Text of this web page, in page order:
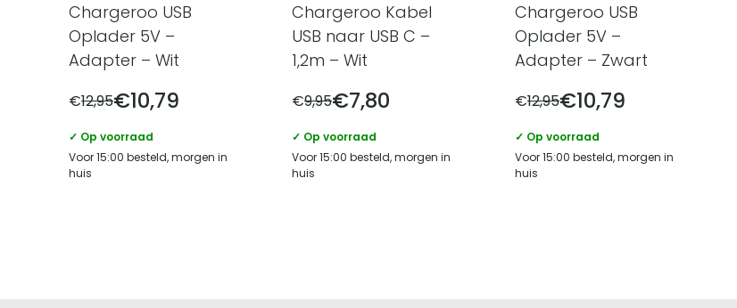
Chargeroo USB
Oplader 5V –
Adapter – Wit
€12,95€10,79
✓ Op voorraad
Voor 15:00 besteld, morgen in
huis
Chargeroo Kabel
USB naar USB C –
1,2m – Wit
€9,95€7,80
✓ Op voorraad
Voor 15:00 besteld, morgen in
huis
Chargeroo USB
Oplader 5V –
Adapter – Zwart
€12,95€10,79
✓ Op voorraad
Voor 15:00 besteld, morgen in
huis